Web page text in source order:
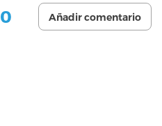
0 Añadir comentario